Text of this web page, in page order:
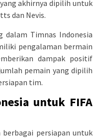
akhirnya dipilih untuk
dan Nevis.
dalam Timnas Indonesia
pengalaman bermain
dampak positif
pemain yang dipilih
tim.
untuk FIFA
persiapan untuk